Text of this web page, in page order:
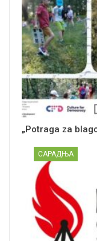
„Potraga za
САРАДЊА